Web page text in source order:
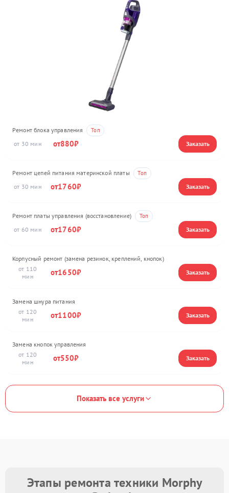
Ремонт блока управления
30
880
Ремонт цепей питания материнской платы
30
1760
Ремонт платы управления (восстановление)
60
1760
Корпусный ремонт (замена резинок, креплений, кнопок)
110
1650
Замена шнура питания
120
1100
Замена кнопок управления
120
550
Показать все услуги
Этапы ремонта техники Morphy